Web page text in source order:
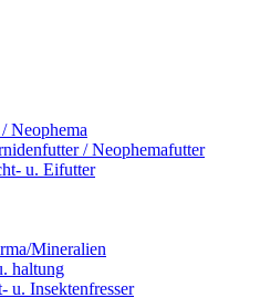
Neophema
/ Neophemafutter
u. Eifutter
Mineralien
haltung
u. Insektenfresser